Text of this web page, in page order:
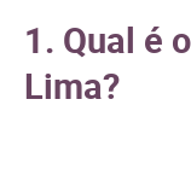
1. Qual é
Lima?